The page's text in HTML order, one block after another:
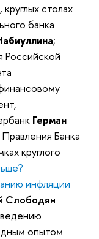
столах
банка
;
Российской
Герман
Банка
круглого
инфляции
Слободян
опытом